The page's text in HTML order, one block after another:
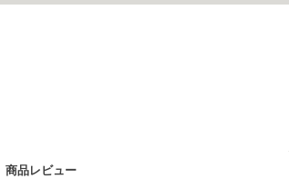
商品レビュー